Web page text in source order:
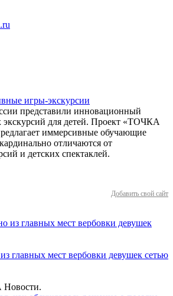
игры-экскурсии
представили инновационный
экскурсий для детей. Проект «ТОЧКА
иммерсивные обучающие
отличаются от
и детских спектаклей.
Добавить свой сайт
главных мест вербовки девушек сетью